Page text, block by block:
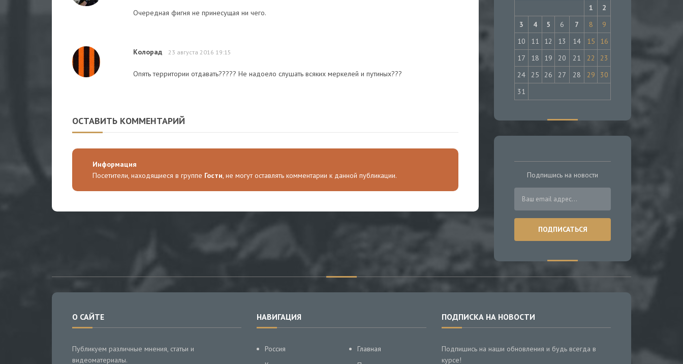
Очередная фигня не принесущая ни чего.
Колорад 23 августа 2016 19:15
Опять территории отдавать????? Не надоело слушать всяких меркелей и путиных???
ОСТАВИТЬ КОММЕНТАРИЙ
Информация
Посетители, находящиеся в группе Гости, не могут оставлять комментарии к данной публикации.
1
2
3
4 5 6 7 8
9
10
11 12 13 14 15
16
17
18 19 20 21 22
23
24
25 26 27 28 29
30
31
Подпишись на новости
О САЙТЕ
Публикуем различные мнения, статьи и
видеоматериалы.
НАВИГАЦИЯ
Россия
Главная
ПОДПИСКА НА НОВОСТИ
Подпишись на наши обновления и будь всегда в
курсе!